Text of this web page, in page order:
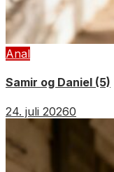
Anal
Samir og Daniel (5)
24. juli 20260